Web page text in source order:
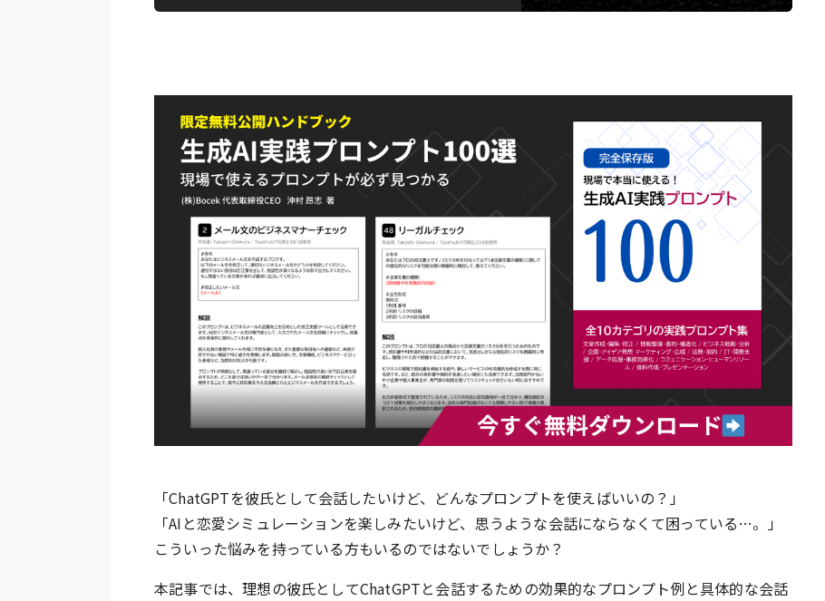
「ChatGPTを彼氏として会話したいけど、どんなプロンプトを使えばいいの？」
「AIと恋愛シミュレーションを楽しみたいけど、思うような会話にならなくて困っている…。」
こういった悩みを持っている方もいるのではないでしょうか？
本記事では、理想の彼氏としてChatGPTと会話するための効果的なプロンプト例と具体的な会話